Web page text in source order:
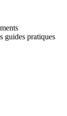
guides pratiques